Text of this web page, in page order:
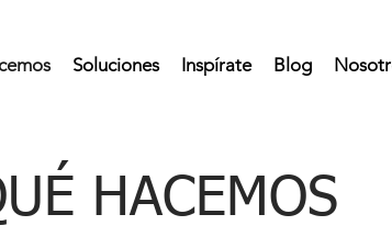
Soluciones Inspírate Blog
HACEMOS